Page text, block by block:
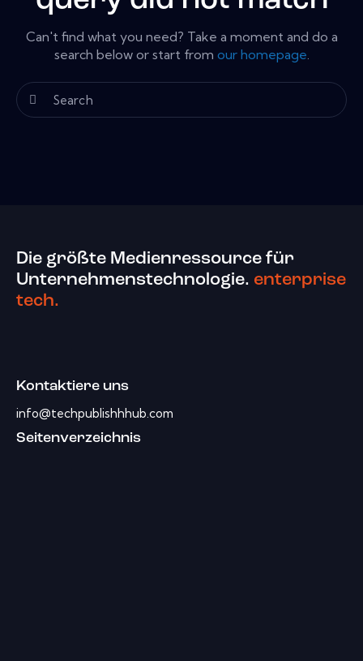
Can't find what you need? Take a moment and do a
search below or start from our homepage.
Die größte Medienressource für
Unternehmenstechnologie. enterprise
tech.
Kontaktiere uns
info@techpublishhhub.com
Seitenverzeichnis